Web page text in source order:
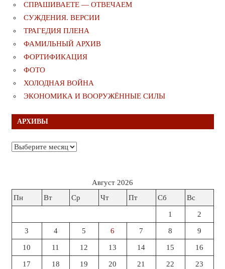
СПРАШИВАЕТЕ — ОТВЕЧАЕМ
СУЖДЕНИЯ. ВЕРСИИ
ТРАГЕДИЯ ПЛЕНА
ФАМИЛЬНЫЙ АРХИВ
ФОРТИФИКАЦИЯ
ФОТО
ХОЛОДНАЯ ВОЙНА
ЭКОНОМИКА И ВООРУЖЁННЫЕ СИЛЫ
АРХИВЫ
Архивы
Август 2026
Пн
Вт Ср Чт Пт Сб Вс
1 2
3 4 5 6 7 8 9
10 11 12 13 14 15 16
17 18 19 20 21 22 23